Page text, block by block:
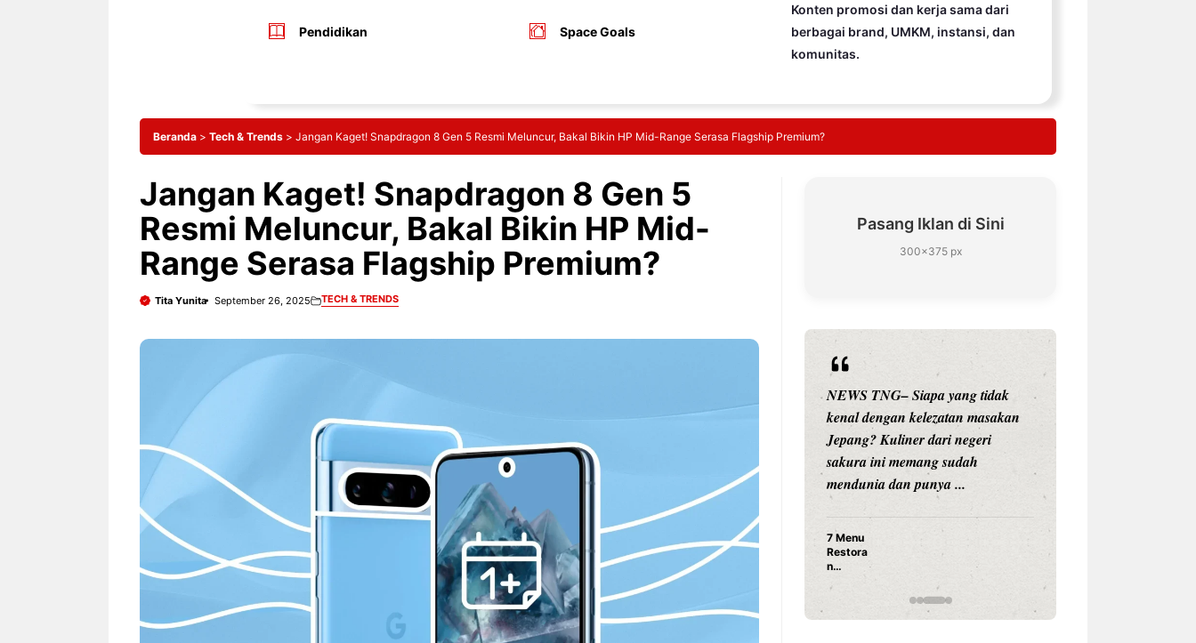
Pendidikan Space Goals
Konten promosi dan kerja sama dari
berbagai brand, UMKM, instansi, dan
komunitas.
Beranda > Tech & Trends > Jangan Kaget! Snapdragon 8 Gen 5 Resmi Meluncur, Bakal Bikin HP Mid-Range Serasa Flagship Premium?
Jangan Kaget! Snapdragon 8 Gen 5
Resmi Meluncur, Bakal Bikin HP Mid-
Range Serasa Flagship Premium?
Tita Yunita September 26, 2025 TECH & TRENDS
Pasang Iklan di Sini
300×375 px
NEWS TNG– Siapa sangka, dua
nama besar di dunia hiburan,
Nunung Srimulat dan Vicky
Prasetyo, kini merambah dunia
Nunung Srimulat & Vicky
Prasetyo Buka Restoran
Ayam Panggang! Cuma Rp
15 Ribu, Resep Rahasia
Menyambut pergantian tahun
2026, restoran all you can eat
Kakkoii All You Can Eat Bandung
menghadirkan ...
Sambut 2026, Kakkoii
Bandung Hadirkan Pesta All
You Can Eat Mulai Rp
kamu mulai ngerjain sesuatu cuma
buat iseng-iseng, eh ternyata malah
jadi peluang bisnis yang
menguntungkan? ...
Dari Iseng Jadi Cuan: Kisah
TUM_ATUL yang Ubah
Hampers Jadi Bisnis Kece
NEWS TNG– Siapa yang tidak
kenal dengan kelezatan masakan
Jepang? Kuliner dari negeri
sakura ini memang sudah
mendunia dan punya ...
7 Menu
Restora
n
yang
Dicoba,